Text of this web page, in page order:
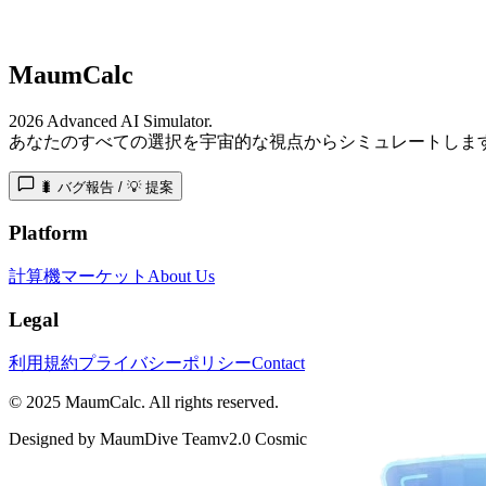
MaumCalc
2026 Advanced AI Simulator.
あなたのすべての選択を宇宙的な視点からシミュレートしま
🐛 バグ報告 / 💡 提案
Platform
計算機マーケット About Us
Legal
利用規約プライバシーポリシーContact
© 2025 MaumCalc. All rights reserved.
Designed by MaumDive Teamv2.0 Cosmic